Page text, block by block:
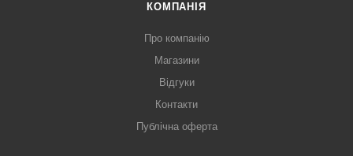
КОМПАНІЯ
Про компанію
Магазини
Відгуки
Контакти
Публічна оферта